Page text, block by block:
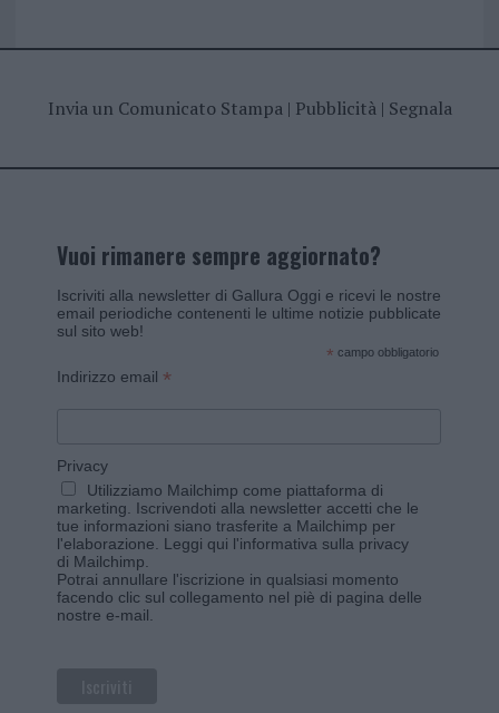
Invia un Comunicato Stampa| Pubblicità| Segnala
Vuoi rimanere sempre aggiornato?
Iscriviti alla newsletter di Gallura Oggi e ricevi le nostre
email periodiche contenenti le ultime notizie pubblicate
sul sito web!
* campo obbligatorio
Indirizzo email *
Privacy
Utilizziamo Mailchimp come piattaforma di
marketing. Iscrivendoti alla newsletter accetti che le
tue informazioni siano trasferite a Mailchimp per
l'elaborazione. Leggi qui l'informativa sulla privacy
di Mailchimp
Potrai annullare l'iscrizione in qualsiasi momento
facendo clic sul collegamento nel piè di pagina delle
nostre e-mail.